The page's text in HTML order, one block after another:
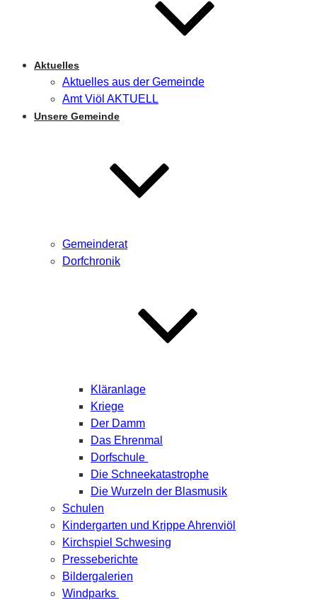
Aktuelles
Aktuelles aus der Gemeinde
Amt Viöl AKTUELL
Unsere Gemeinde
Gemeinderat
Dorfchronik
Kläranlage
Kriege
Der Damm
Das Ehrenmal
Dorfschule
Die Schneekatastrophe
Die Wurzeln der Blasmusik
Schulen
Kindergarten und Krippe Ahrenviöl
Kirchspiel Schwesing
Presseberichte
Bildergalerien
Windparks